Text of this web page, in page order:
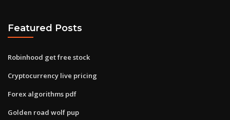
Featured Posts
Robinhood get free stock
Cryptocurrency live pricing
Forex algorithms pdf
Golden road wolf pup